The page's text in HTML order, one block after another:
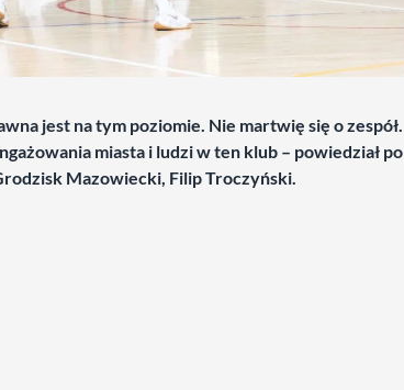
jest na tym poziomie. Nie martwię się o zespół.
miasta i ludzi w ten klub – powiedział po
Mazowiecki, Filip Troczyński.